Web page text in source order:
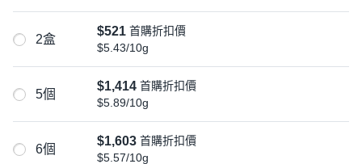
2盒
$521 首購折扣價
$5.43/10g
5個
$1,414 首購折扣價
$5.89/10g
6個
$1,603 首購折扣價
$5.57/10g